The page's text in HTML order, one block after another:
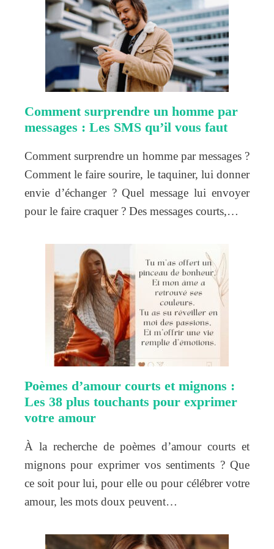
Comment surprendre un homme par
messages : Les SMS qu’il vous faut
Comment surprendre un homme par messages ?
Comment le faire sourire, le taquiner, lui donner
envie d’échanger ? Quel message lui envoyer
pour le faire craquer ? Des messages courts,…
Poèmes d’amour courts et mignons :
Les 38 plus touchants pour exprimer
votre amour
À la recherche de poèmes d’amour courts et
mignons pour exprimer vos sentiments ? Que
ce soit pour lui, pour elle ou pour célébrer votre
amour, les mots doux peuvent…